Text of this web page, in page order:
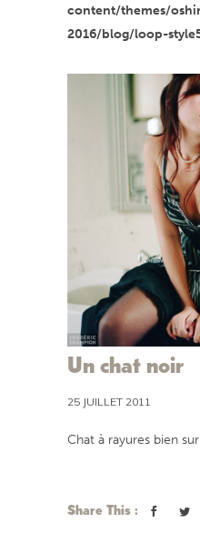
content/themes/
2016/blog/loop-
Un chat noir
25 JUILLET 2011
Chat à rayures bien
Share This :